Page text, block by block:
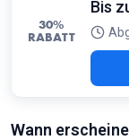
30%
RABATT
Bis
Wann